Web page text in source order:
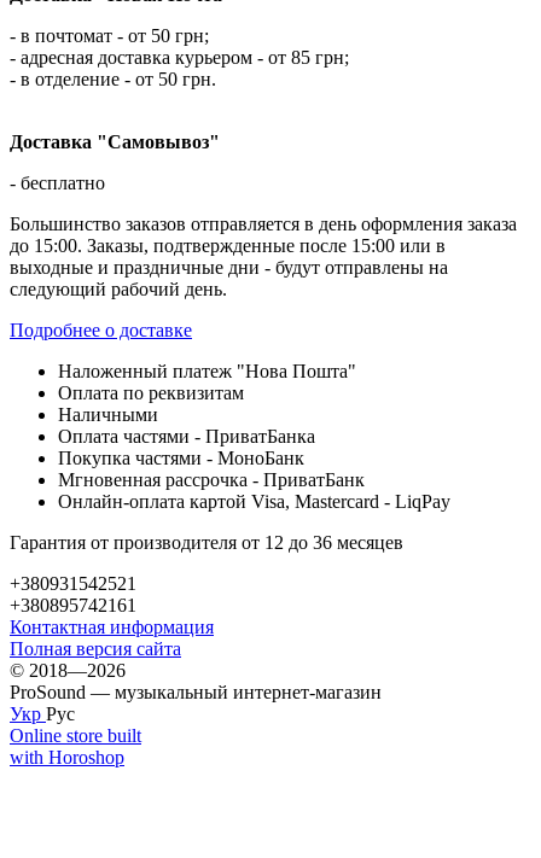
- в почтомат - от 50 грн;
- адресная доставка курьером - от 85 грн;
- в отделение - от 50 грн.
Доставка "Самовывоз"
- бесплатно
Большинство заказов отправляется в день оформления заказа
до 15:00. Заказы, подтвержденные после 15:00 или в
выходные и праздничные дни - будут отправлены на
следующий рабочий день.
Подробнее о доставке
Наложенный платеж "Нова Пошта"
Оплата по реквизитам
Наличными
Оплата частями - ПриватБанка
Покупка частями - МоноБанк
Мгновенная рассрочка - ПриватБанк
Онлайн-оплата картой Visa, Mastercard - LiqPay
Гарантия от производителя от 12 до 36 месяцев
+380931542521
+380895742161
Контактная информация
Полная версия сайта
© 2018—2026
ProSound — музыкальный интернет-магазин
Укр Рус
Online store built
with Horoshop